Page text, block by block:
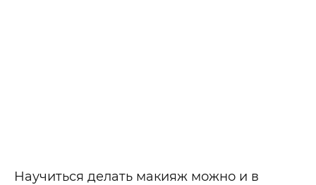
Научиться делать макияж можно и в